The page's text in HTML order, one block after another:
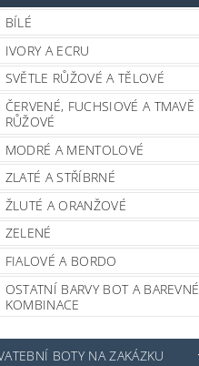
BÍLÉ
IVORY A ECRU
SVĚTLE RŮŽOVÉ A TĚLOVÉ
ČERVENÉ, FUCHSIOVÉ A TMAVĚ
RŮŽOVÉ
MODRÉ A MENTOLOVÉ
ZLATÉ A STŘÍBRNÉ
ŽLUTÉ A ORANŽOVÉ
ZELENÉ
FIALOVÉ A BORDO
OSTATNÍ BARVY BOT A BAREVNÉ
KOMBINACE
BOTY NA ZAKÁZKU